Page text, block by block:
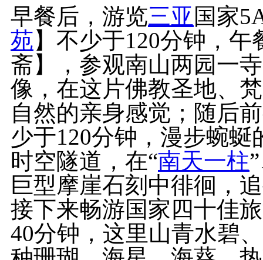
早餐后，游览三亚 国家
苑】不少于120分钟，
斋】，参观南山两园一
像，在这片佛教圣地、
自然的亲身感觉；随后
少于120分钟，漫步蜿
时空隧道，在“南天一柱
巨型摩崖石刻中徘徊，
接下来畅游国家四十佳
40分钟，这里山青水碧